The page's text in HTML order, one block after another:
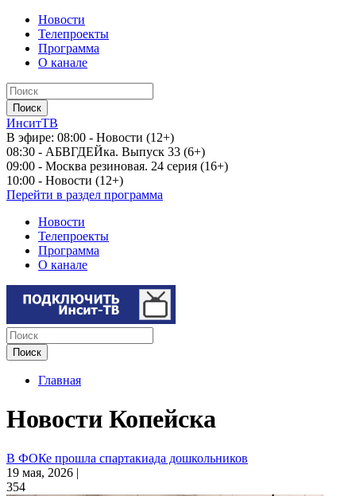
Новости
Телепроекты
Программа
О канале
ИнситТВ
В эфире: 08:00 - Новости (12+)
08:30 - АБВГДЕЙка. Выпуск 33 (6+)
09:00 - Москва резиновая. 24 серия (16+)
10:00 - Новости (12+)
Перейти в раздел программа
Новости
Телепроекты
Программа
О канале
Главная
Новости Копейска
В ФОКе прошла спартакиада дошкольников
19 мая, 2026 |
354